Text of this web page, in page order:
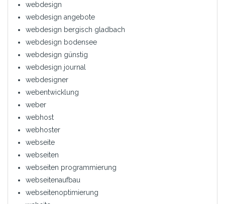
webdesign
webdesign angebote
webdesign bergisch gladbach
webdesign bodensee
webdesign günstig
webdesign journal
webdesigner
webentwicklung
weber
webhost
webhoster
webseite
webseiten
webseiten programmierung
webseitenaufbau
webseitenoptimierung